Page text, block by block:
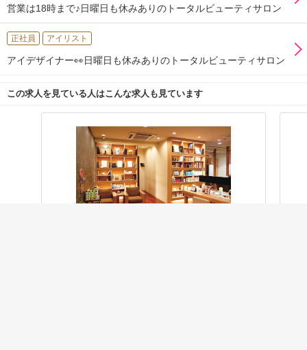
営業は18時まで♪日曜日も休みありのトータルビューティサロン
正社員 アイリスト
アイデザイナー👀日曜日も休みありのトータルビューティサロン
この求人を見ている人はこんな求人も見ています